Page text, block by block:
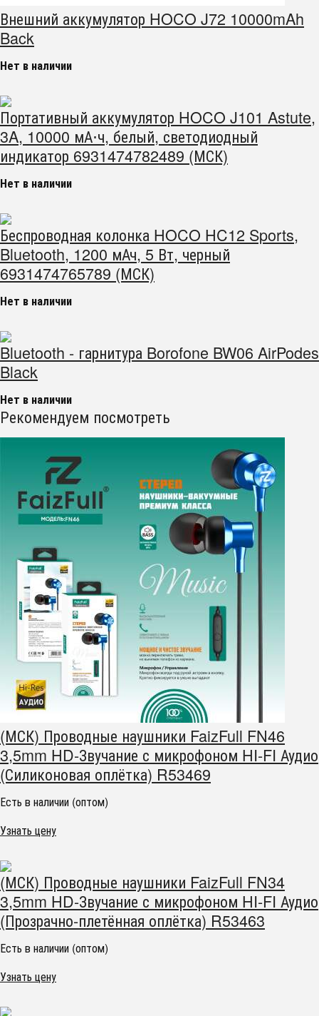
Внешний аккумулятор HOCO J72 10000mAh
Back
Нет в наличии
Портативный аккумулятор HOCO J101 Astute,
3A, 10000 мА⋅ч, белый, светодиодный
индикатор 6931474782489 (МСК)
Нет в наличии
Беспроводная колонка HOCO HC12 Sports,
Bluetooth, 1200 мАч, 5 Вт, черный
6931474765789 (МСК)
Нет в наличии
Bluetooth - гарнитура Borofone BW06 AirPodes
Black
Нет в наличии
Рекомендуем посмотреть
(МСК) Проводные наушники FaizFull FN46
3,5mm HD-Звучание с микрофоном HI-FI Аудио
(Силиконовая оплётка) R53469
Есть в наличии (оптом)
Узнать цену
(МСК) Проводные наушники FaizFull FN34
3,5mm HD-Звучание с микрофоном HI-FI Аудио
(Прозрачно-плетённая оплётка) R53463
Есть в наличии (оптом)
Узнать цену